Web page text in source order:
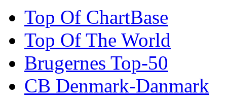
Top Of ChartBase
Top Of The World
Brugernes Top-50
CB Denmark-Danmark